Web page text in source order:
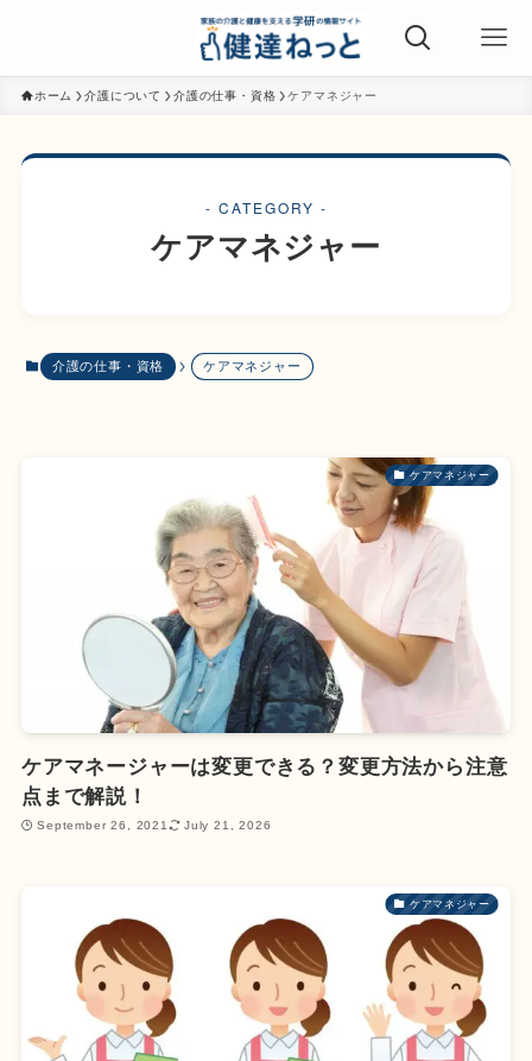
ホーム 介護について 介護の仕事・資格 ケアマネジャー
- CATEGORY -
ケアマネジャー
介護の仕事・資格 ケアマネジャー
ケアマネジャー
ケアマネージャーは変更できる？変更方法から注意
点まで解説！
September 26, 2021 July 21, 2026
ケアマネジャー